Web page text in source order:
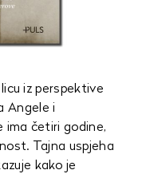
iz perspektive
Angele i
ima četiri godine,
Tajna uspjeha
kako je